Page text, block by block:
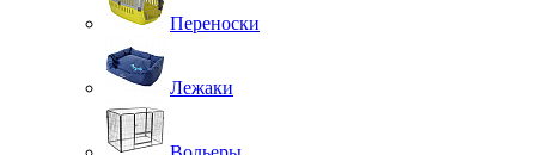
Переноски
Лежаки